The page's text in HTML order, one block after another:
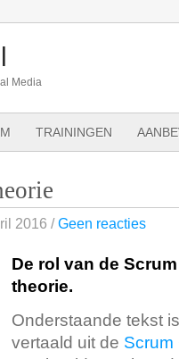
Media
TRAININGEN
2016 /Geen reacties
De rol van de
theorie.
Onderstaande tekst
vertaald uit de Scrum